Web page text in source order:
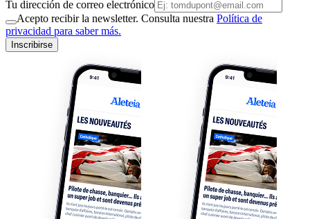
Tu dirección de correo electrónico
Acepto recibir la newsletter. Consulta nuestra Política de
privacidad para saber más.
Inscribirse